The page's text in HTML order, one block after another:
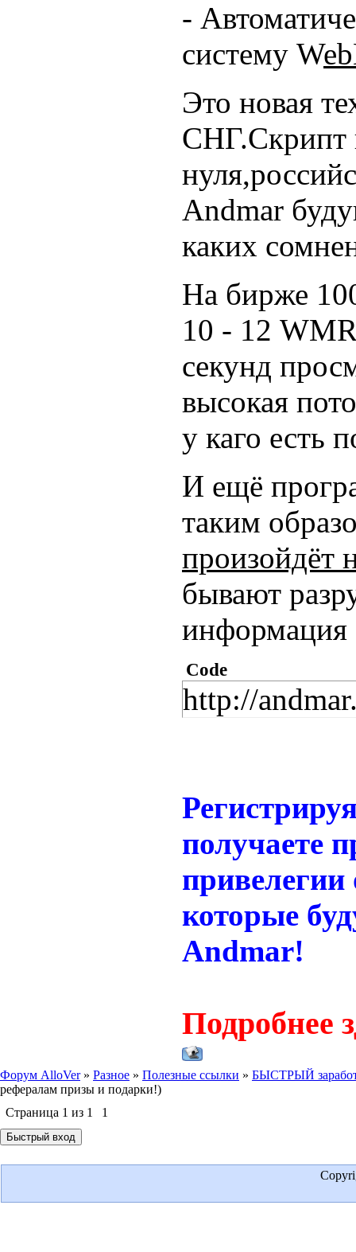
-
систему W
Это новая
СНГ.Скрипт
Andmar
каких
На бирже
10 - 12
секунд
высокая
у каго есть
И ещё
таким
произойдёт
бывают
информация
Code
http://
получаете
привелегии
которые
Andmar!
Подробнее
Форум AlloVer » Разное » Полезные ссылки » БЫСТРЫЙ
рефералам призы и подарки!)
Страница 1 из 1 1